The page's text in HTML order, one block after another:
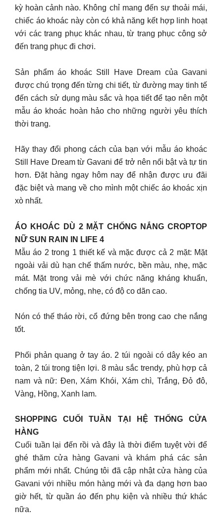
kỳ hoàn cảnh nào. Không chỉ mang đến sự thoải mái,
chiếc áo khoác này còn có khả năng kết hợp linh hoạt
với các trang phục khác nhau, từ trang phục công sở
đến trang phục đi chơi.
Sản phẩm áo khoác Still Have Dream của Gavani
được chú trọng đến từng chi tiết, từ đường may tinh tế
đến cách sử dụng màu sắc và họa tiết để tạo nên một
mẫu áo khoác hoàn hảo cho những người yêu thích
thời trang.
Hãy thay đổi phong cách của bạn với mẫu áo khoác
Still Have Dream từ Gavani để trở nên nổi bật và tự tin
hơn. Đặt hàng ngay hôm nay để nhận được ưu đãi
đặc biệt và mang về cho mình một chiếc áo khoác xịn
xò nhất.
ÁO KHOÁC DÙ 2 MẶT CHỐNG NẮNG CROPTOP
NỮ SUN RAIN IN LIFE 4
Mẫu áo 2 trong 1 thiết kế và mặc được cả 2 mặt: Mặt
ngoài vải dù hạn chế thấm nước, bền màu, nhẹ, mặc
mát. Mặt trong vải mè với chức năng kháng khuẩn,
chống tia UV, mỏng, nhẹ, có độ co dãn cao.
Nón có thế tháo rời, cổ đứng bên trong cao che nắng
tốt.
Phối phản quang ở tay áo. 2 túi ngoài có dây kéo an
toàn, 2 túi trong tiện lợi. 8 màu sắc trendy, phù hợp cả
nam và nữ: Đen, Xám Khói, Xám chì, Trắng, Đỏ đô,
Vàng, Hồng, Xanh lam.
SHOPPING CUỐI TUẦN TẠI HỆ THỐNG CỬA
HÀNG
Cuối tuần lại đến rồi và đây là thời điểm tuyệt vời để
ghé thăm cửa hàng Gavani và khám phá các sản
phẩm mới nhất. Chúng tôi đã cập nhật cửa hàng của
Gavani với nhiều món hàng mới và đa dạng hơn bao
giờ hết, từ quần áo đến phụ kiện và nhiều thứ khác
nữa.